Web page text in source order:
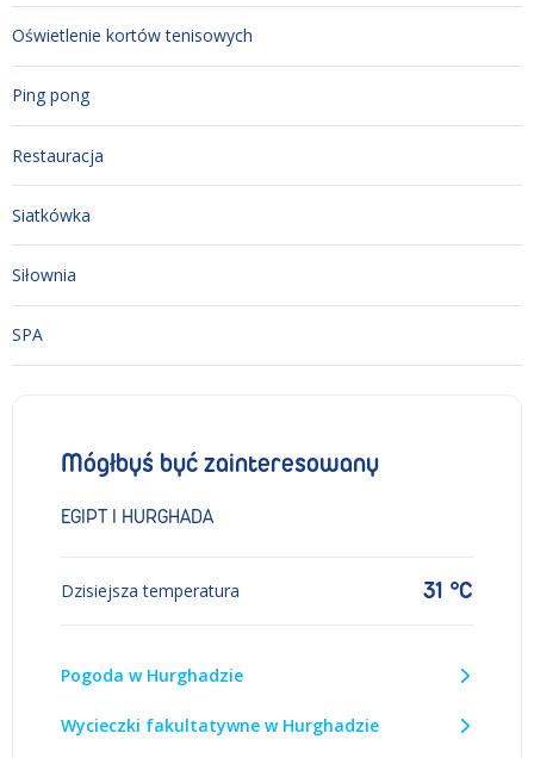
Oświetlenie kortów tenisowych
Ping pong
Restauracja
Siatkówka
Siłownia
SPA
Mógłbyś być zainteresowany
EGIPT I HURGHADA
Dzisiejsza temperatura 31 °C
Pogoda w Hurghadzie
Wycieczki fakultatywne w Hurghadzie